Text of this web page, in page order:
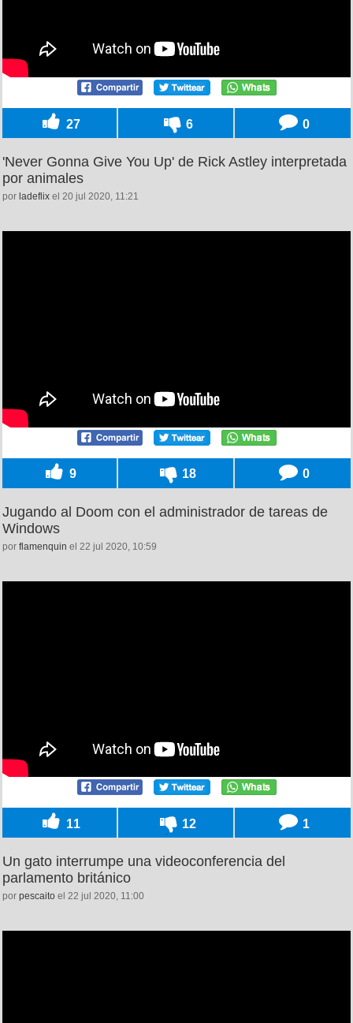
27 6 0
'Never Gonna Give You Up' de Rick Astley interpretada
por animales
por ladeflix el 20 jul 2020, 11:21
9 18 0
Jugando al Doom con el administrador de tareas de
Windows
por flamenquin el 22 jul 2020, 10:59
11 12 1
Un gato interrumpe una videoconferencia del
parlamento británico
por pescaito el 22 jul 2020, 11:00